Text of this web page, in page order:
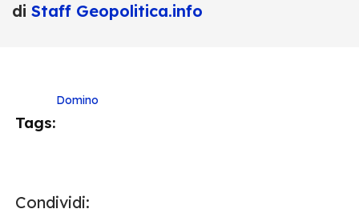
di Staff Geopolitica.info
Tags:
Domino
Condividi: